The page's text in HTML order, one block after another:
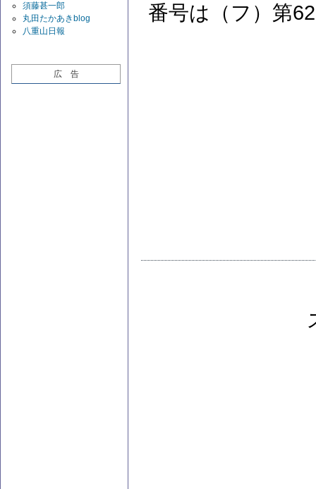
須藤甚一郎
丸田たかあきblog
八重山日報
広 告
番号は（フ）第